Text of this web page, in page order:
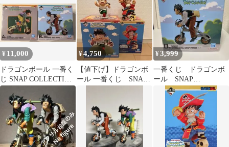
¥ 11,000
ドラゴンボール 一番く
じ SNAP COLLECTION
A賞 B賞
¥4,750
【値下げ】ドラゴンボ
ール 一番くじ SNAP
¥3,999
一番くじ ドラゴンボ
ール SNAP
COLLECTION B賞 孫